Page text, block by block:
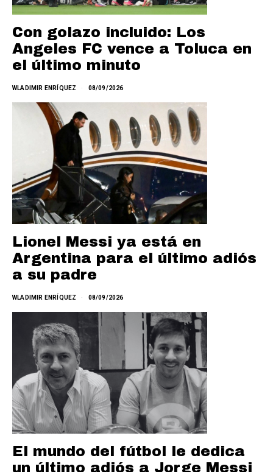
Con golazo incluido: Los
Angeles FC vence a Toluca en
el último minuto
WLADIMIR ENRÍQUEZ 08/09/2026
Lionel Messi ya está en
Argentina para el último adiós
a su padre
WLADIMIR ENRÍQUEZ 08/09/2026
El mundo del fútbol le dedica
un último adiós a Jorge Messi